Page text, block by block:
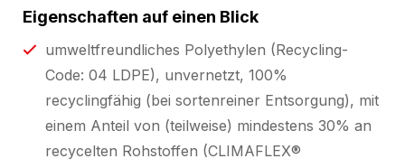
Eigenschaften auf einen Blick
umweltfreundliches Polyethylen (Recycling-
Code: 04 LDPE), unvernetzt, 100%
recyclingfähig (bei sortenreiner Entsorgung), mit
einem Anteil von (teilweise) mindestens 30% an
recycelten Rohstoffen (CLIMAFLEX®